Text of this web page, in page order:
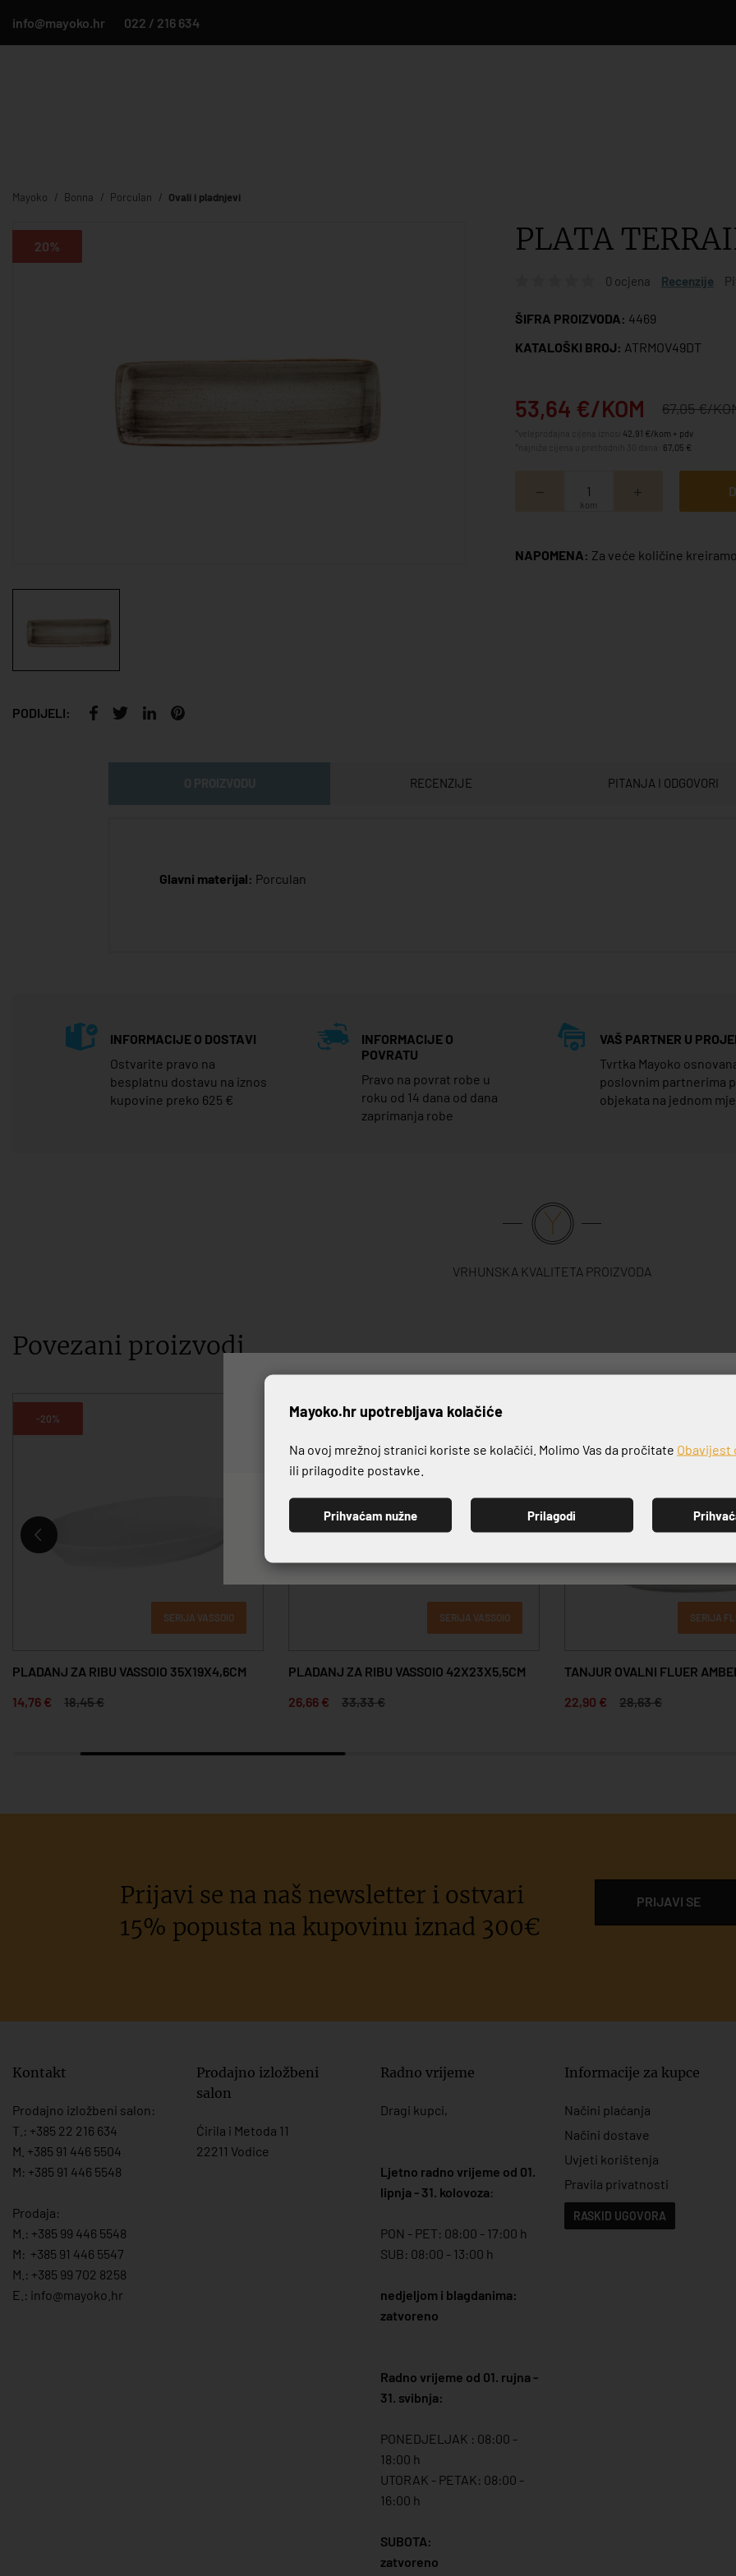
info@mayoko.hr 022 / 216 634
Mayoko Bonna Porculan Ovali i pladnjevi
20%
PODIJELI:
PLATA
0 ocjena Recenzije
ŠIFRA PROIZVODA: 4469
KATALOŠKI BROJ: ATRMOV49DT
53,64 €/KOM 67,05 €/
42,91 €/kom + pdv
67,05 €
kom
NAPOMENA: Za veće količine
RECENZIJE PITANJA I ODGOVORI
Glavni materijal: Porculan
INFORMACIJE O DOSTAVI
Ostvarite pravo na
besplatnu dostavu na iznos
kupovine preko 625 €
INFORMACIJE O
POVRATU
Pravo na povrat robe u
roku od 14 dana od dana
zaprimanja robe
VAŠ PARTNER U
Tvrtka Mayoko
poslovnim partnerima
objekata na jednom
VRHUNSKA KVALITETA PROIZVODA
Povezani proizvodi
-20%
SERIJA VASSOIO
PLADANJ ZA RIBU VASSOIO 35X19X4,6CM
14,76 €
18,45 €
-20%
SERIJA VASSOIO
PLADANJ ZA RIBU VASSOIO 42X23X5,5CM
26,66 €
33,33 €
SERIJA
TANJUR OVALNI FLUER
22,90 €
28,63 €
Prijavi se na naš newsletter i ostvari
15% popusta na kupovinu iznad 300€
PRIJAVI SE
Kontakt
Prodajno izložbeni salon:
T.: +385 22 216 634
M. +385 91 446 5504
M: +385 91 446 5548
Prodaja:
M.: +385 99 446 5548
M: +385 91 446 5547
M.: +385 99 702 8258
E.: info@mayoko. hr
Prodajno izložbeni
salon
Ćirila i Metoda 11
22211 Vodice
Radno vrijeme
Dragi kupci,
Ljetno radno vrijeme od 01.
lipnja - 31. kolovoza:
PON - PET: 08:00 - 17:00 h
SUB: 08:00 - 13:00 h
nedjeljom i blagdanima:
zatvoreno
Radno vrijeme od 01. rujna -
31. svibnja:
PONEDJELJAK : 08:00 -
18:00 h
UTORAK - PETAK: 08:00 -
16:00 h
SUBOTA:
zatvoreno
Informacije za kupce
Načini plaćanja
Načini dostave
Uvjeti korištenja
Pravila privatnosti
RASKID UGOVORA
Prijavite se na naš
PRIJAVI SE
Mayoko.hr upotrebljava kolačiće
Na ovoj mrežnoj stranici koriste se kolačići. Molimo Vas da pročitate Obavijest
ili prilagodite postavke.
Prihvaćam nužne Prilagodi